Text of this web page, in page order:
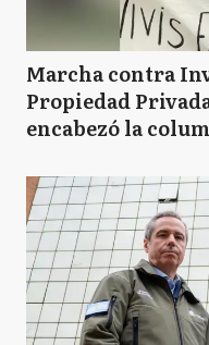
Marcha contra
Propiedad
encabezó la